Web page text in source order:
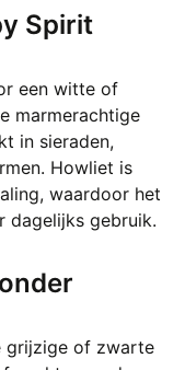
variaties.
optie
kan
gekozen
worden
op
de
Spirit
een witte of
marmerachtige
in sieraden,
Howliet is
waardoor het
dagelijks gebruik.
grijzige of zwarte